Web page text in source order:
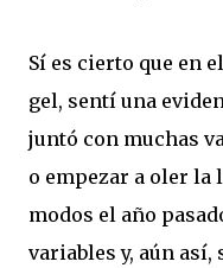
Sí es cierto que en
gel, sentí una
juntó con muchas
o empezar a oler la
modos el año
variables y, aún